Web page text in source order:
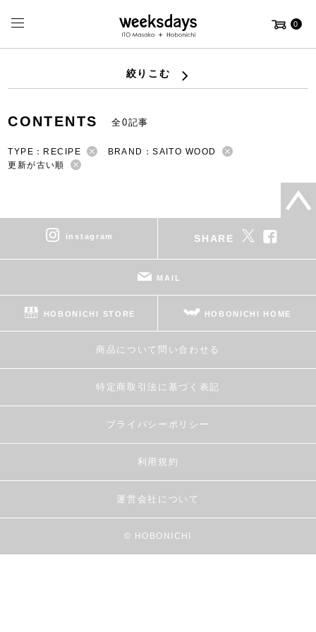
0
絞りこむ
CONTENTS 全0記事
TYPE：RECIPE
BRAND：SAITO WOOD
更新が古い順
instagram SHARE
MAIL
HOBONICHI STORE HOBONICHI HOME
商品について問い合わせる
特定商取引法に基づく表記
プライバシーポリシー
利用規約
運営会社について
© HOBONICHI